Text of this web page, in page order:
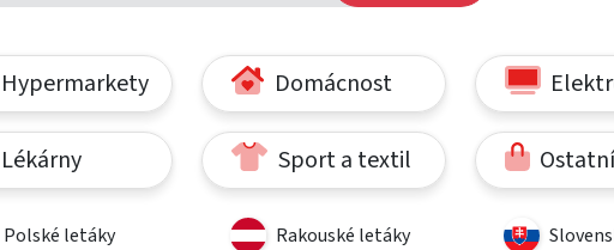
Hypermarkety Domácnost
Lékárny Sport a textil
Polské letáky Rakouské letáky